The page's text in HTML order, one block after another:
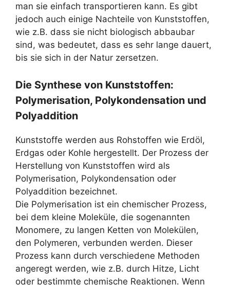
man sie einfach transportieren kann. Es gibt
jedoch auch einige Nachteile von Kunststoffen,
wie z.B. dass sie nicht biologisch abbaubar
sind, was bedeutet, dass es sehr lange dauert,
bis sie sich in der Natur zersetzen.
Die Synthese von Kunststoffen:
Polymerisation, Polykondensation und
Polyaddition
Kunststoffe werden aus Rohstoffen wie Erdöl,
Erdgas oder Kohle hergestellt. Der Prozess der
Herstellung von Kunststoffen wird als
Polymerisation, Polykondensation oder
Polyaddition bezeichnet.
Die Polymerisation ist ein chemischer Prozess,
bei dem kleine Moleküle, die sogenannten
Monomere, zu langen Ketten von Molekülen,
den Polymeren, verbunden werden. Dieser
Prozess kann durch verschiedene Methoden
angeregt werden, wie z.B. durch Hitze, Licht
oder bestimmte chemische Reaktionen. Wenn